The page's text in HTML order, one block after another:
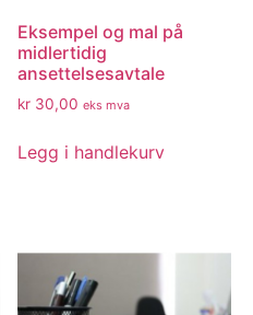
Eksempel og mal på
midlertidig
ansettelsesavtale
kr 30,00 eks mva
Legg i handlekurv